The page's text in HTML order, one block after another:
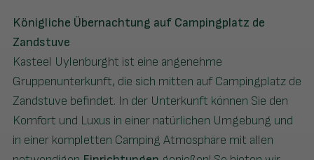
Königliche Übernachtung auf Campingplatz de
Zandstuve
Kasteel Uylenburght ist eine angenehme
Gruppenunterkunft, die sich mitten auf Campingplatz de
Zandstuve befindet. In der Unterkunft können Sie den
Komfort und Luxus in einer natürlichen Umgebung und
in einer kompletten Camping Atmosphäre mit allen